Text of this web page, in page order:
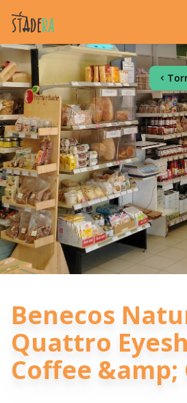
Benecos
Quattro
Coffee &amp;